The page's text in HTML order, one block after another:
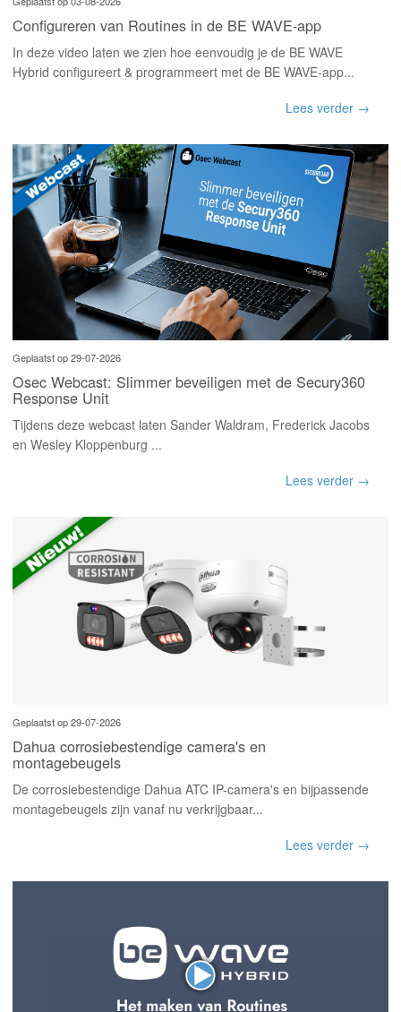
Configureren van Routines in de BE WAVE-app
In deze video laten we zien hoe eenvoudig je de BE WAVE
Hybrid configureert & programmeert met de BE WAVE-app...
Lees verder →
Geplaatst op 29-07-2026
Osec Webcast: Slimmer beveiligen met de Secury360
Response Unit
Tijdens deze webcast laten Sander Waldram, Frederick Jacobs
en Wesley Kloppenburg ...
Lees verder →
Geplaatst op 29-07-2026
Dahua corrosiebestendige camera's en
montagebeugels
De corrosiebestendige Dahua ATC IP-camera's en bijpassende
montagebeugels zijn vanaf nu verkrijgbaar...
Lees verder →